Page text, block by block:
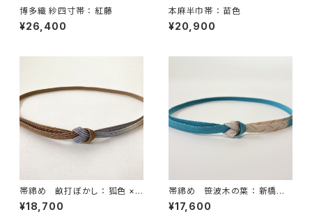
博多織 紗四寸帯 ： 紅藤
¥26,400
本麻半巾帯 ： 苗色
¥20,900
帯締め 畝打ぼかし ： 狐色 ×
淡藤
¥18,700
帯締め 笹波木の葉 ： 新橋色
× 白 × 橙
¥17,600